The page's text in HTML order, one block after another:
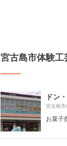
宮古島市体験
ドン
宮古島
お菓子